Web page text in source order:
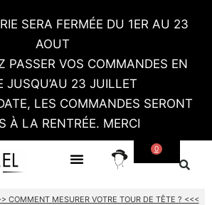
SERA FERMÉE DU 1ER AU 23
AOUT
PASSER VOS COMMANDES EN
JUSQU’AU 23 JUILLET
LES COMMANDES SERONT
À LA RENTRÉE. MERCI
0
COMMENT MESURER VOTRE TOUR DE TÊTE ? <<<